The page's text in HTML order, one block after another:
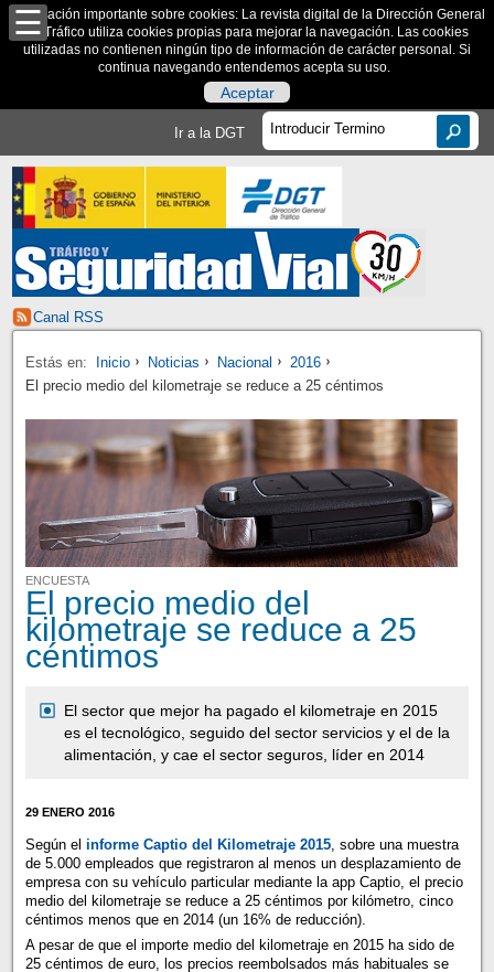
Información importante sobre cookies: La revista digital de la Dirección General
de Tráfico utiliza cookies propias para mejorar la navegación. Las cookies
utilizadas no contienen ningún tipo de información de carácter personal. Si
continua navegando entendemos acepta su uso.
Aceptar
Ir a la DGT
Canal RSS
Estás en: Inicio Noticias Nacional
2016
El precio medio del kilometraje se reduce a 25 céntimos
ENCUESTA
El precio medio del
kilometraje se reduce a 25
céntimos
El sector que mejor ha pagado el kilometraje en 2015
es el tecnológico, seguido del sector servicios y el de la
alimentación, y cae el sector seguros, líder en 2014
29 ENERO 2016
Según el informe Captio del Kilometraje 2015, sobre una muestra
de 5.000 empleados que registraron al menos un desplazamiento de
empresa con su vehículo particular mediante la app Captio, el precio
medio del kilometraje se reduce a 25 céntimos por kilómetro, cinco
céntimos menos que en 2014 (un 16% de reducción).
A pesar de que el importe medio del kilometraje en 2015 ha sido de
25 céntimos de euro, los precios reembolsados más habituales se